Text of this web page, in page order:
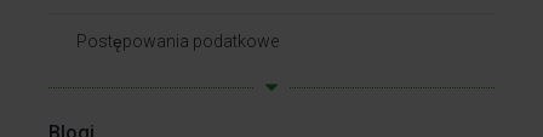
Postępowania podatkowe